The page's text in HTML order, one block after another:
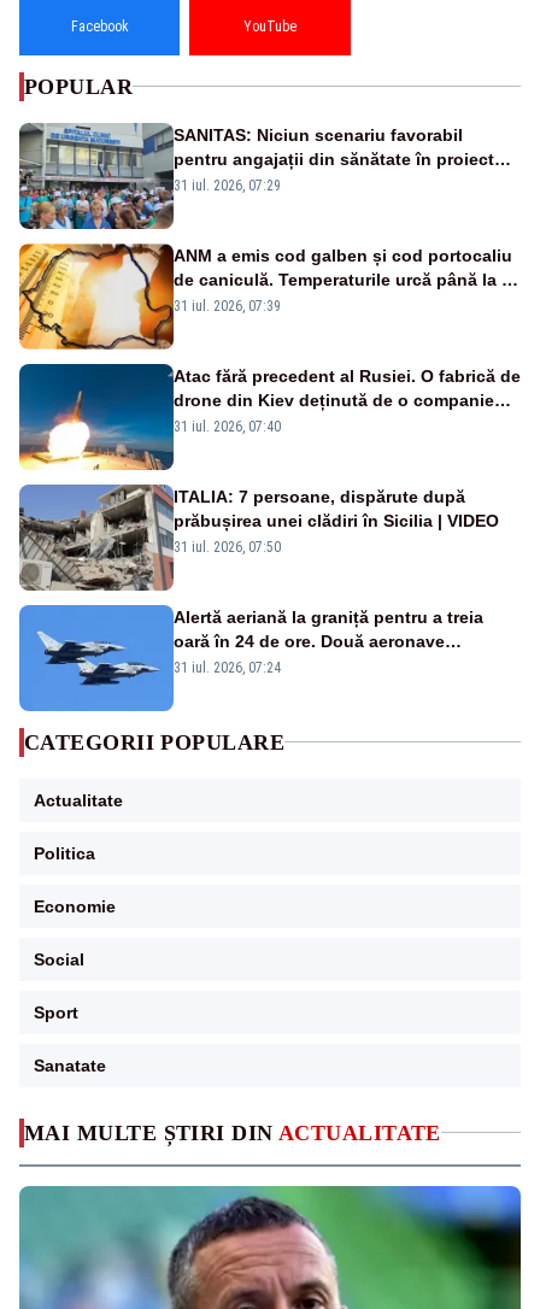
MAI MULTE ȘTIRI DIN ACTUALITATE
Facebook YouTube
POPULAR
SANITAS: Niciun scenariu favorabil
pentru angajații din sănătate în proiectul
Legii salarizării
31 iul. 2026, 07:29
ANM a emis cod galben și cod portocaliu
de caniculă. Temperaturile urcă până la 38
de grade, iar nopțile devin tropicale
31 iul. 2026, 07:39
Atac fără precedent al Rusiei. O fabrică de
drone din Kiev deținută de o companie
americană, distrusă de o rachetă
31 iul. 2026, 07:40
ITALIA: 7 persoane, dispărute după
prăbușirea unei clădiri în Sicilia | VIDEO
31 iul. 2026, 07:50
Alertă aeriană la graniță pentru a treia
oară în 24 de ore. Două aeronave
Eurofighter britanice au fost ridicate de la
31 iul. 2026, 07:24
CATEGORII POPULARE
Actualitate
Politica
Economie
Social
Sport
Sanatate